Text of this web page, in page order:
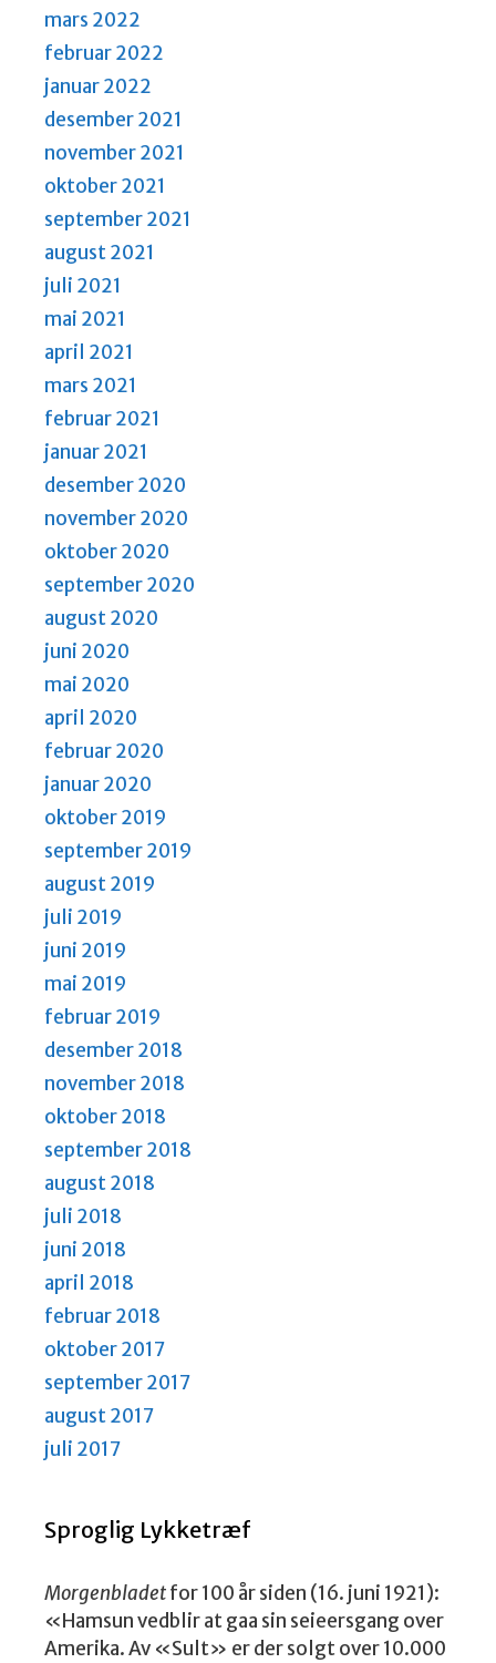
mars 2022
februar 2022
januar 2022
desember 2021
november 2021
oktober 2021
september 2021
august 2021
juli 2021
mai 2021
april 2021
mars 2021
februar 2021
januar 2021
desember 2020
november 2020
oktober 2020
september 2020
august 2020
juni 2020
mai 2020
april 2020
februar 2020
januar 2020
oktober 2019
september 2019
august 2019
juli 2019
juni 2019
mai 2019
februar 2019
desember 2018
november 2018
oktober 2018
september 2018
august 2018
juli 2018
juni 2018
april 2018
februar 2018
oktober 2017
september 2017
august 2017
juli 2017
Sproglig Lykketræf
Morgenbladetfor 100 år siden (16. juni 1921):
«Hamsun vedblir at gaa sin seieersgang over
Amerika. Av «Sult» er der solgt over 10.000